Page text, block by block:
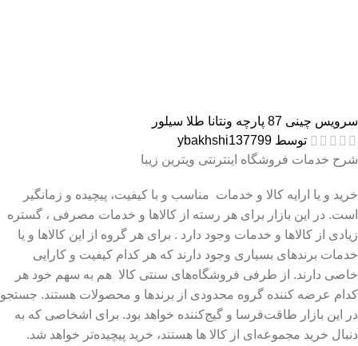
سرویس چینی 87 پارچه ونتانا طلا سیلور
توسط ybakhshi137799
شرح خدمات فروشگاه اینترنتی ویترین زیبا
خرید و یا ارایه کالا و خدمات مناسب و با کیفیت، پیچیده و زمانگیر
است. در این بازار برای هر رسته از کالاها و خدمات مصرفی ، گستره
زیادی از کالاها و خدمات وجود دارد . برای هر گروه از این کالاها و یا
خدمات برندهای بسیاری وجود دارند که هر کدام کیفیت و کارایی
خاصی دارند. از طرفی فروشگاه‌های سنتی کالا هم به سهم خود هر
کدام عرضه کننده گروه محدودی از برندها و محصولات هستند. جستجو
در این بازار طاقت‌فرسا و گیج‌کننده خواهد بود. برای اشخاصی که به
دنبال خرید مجموعه‌ای از کالا ها هستند، خرید پیچیده‌تر خواهد شد.